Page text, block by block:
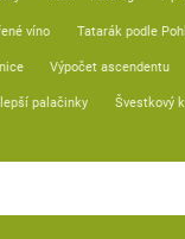
víno Tatarák podle
Výpočet ascendentu
palačinky Švestkový